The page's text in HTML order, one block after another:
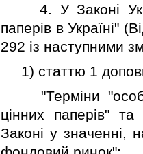
4. У Законi
паперiв в Українi"
292 iз наступними
1) статтю 1
"Термiни "особа,
цiнних паперiв" та
Законi у значеннi,